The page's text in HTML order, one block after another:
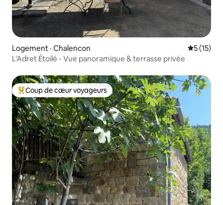
Logement · Chalencon Note
5 (15)
L’Adret Étoilé - Vue panoramique & terrasse privée
Coup de cœur voyageurs parmi les plus aimés
Coup de cœur voyageurs